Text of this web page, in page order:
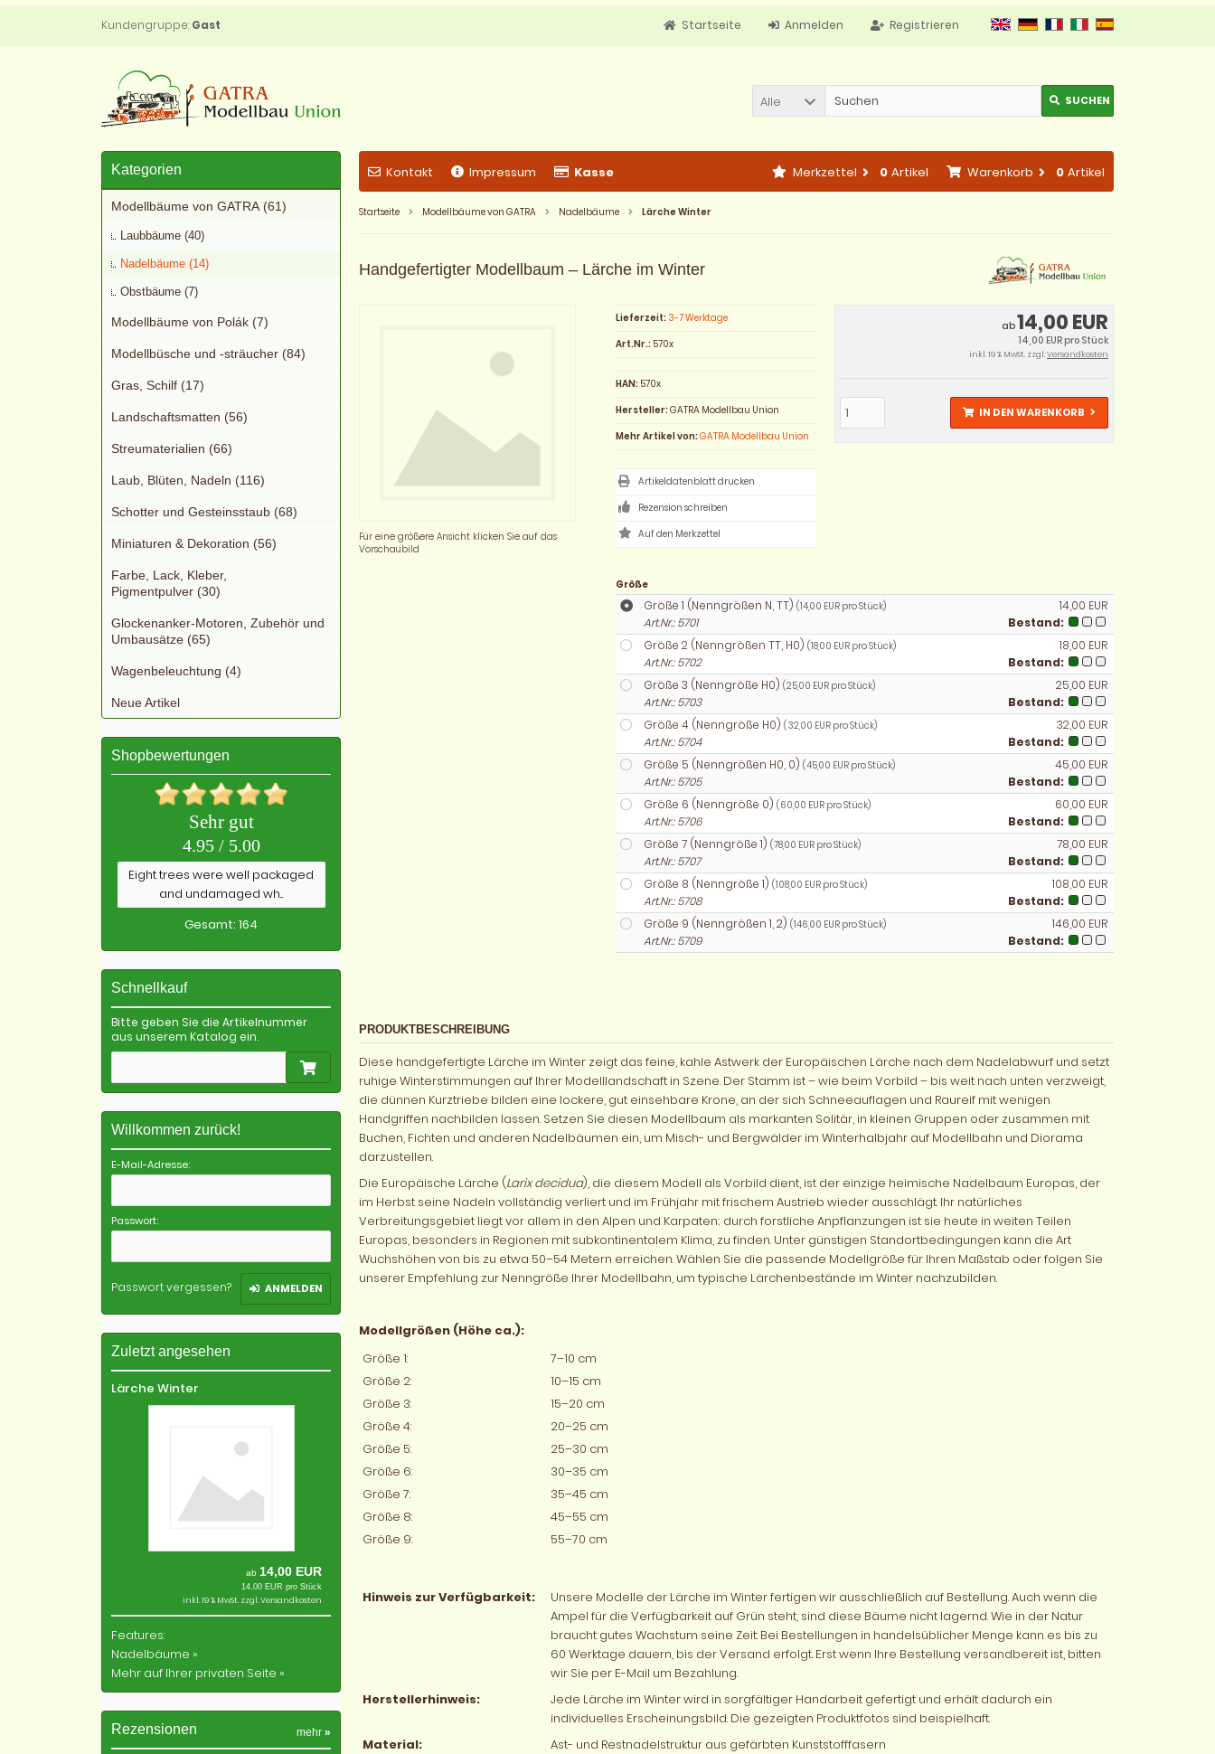
Kundengruppe: Gast Registrieren
Anmelden
Startseite
Alle SUCHEN
Kontakt Impressum Kasse Warenkorb 0 Artikel
Merkzettel 0 Artikel
Startseite Modellbäume von GATRA Nadelbäume Lärche Winter
Handgefertigter Modellbaum – Lärche im Winter
Für eine größere Ansicht klicken Sie auf das
Vorschaubild
ab14,00 EUR
14,00 EUR pro Stück
inkl. 19 % MwSt. zzgl.Versandkosten
IN DEN WARENKORB
Lieferzeit: 3-7 Werktage
Art.Nr.: 570x
HAN:570x
Hersteller:GATRA Modellbau Union
Mehr Artikel von:GATRA Modellbau Union
Artikeldatenblatt drucken
Rezension schreiben
Größe
Größe 1 (Nenngrößen N, TT) (14,00 EUR pro Stück)
14,00 EUR
Art.Nr.: 5701
Bestand:
Größe 2 (Nenngrößen TT, H0) (18,00 EUR pro Stück)
18,00 EUR
Art.Nr.: 5702
Bestand:
Größe 3 (Nenngröße H0) (25,00 EUR pro Stück)
25,00 EUR
Art.Nr.: 5703
Bestand:
Größe 4 (Nenngröße H0) (32,00 EUR pro Stück)
32,00 EUR
Art.Nr.: 5704
Bestand:
Größe 5 (Nenngrößen H0, 0) (45,00 EUR pro Stück)
45,00 EUR
Art.Nr.: 5705
Bestand:
Größe 6 (Nenngröße 0) (60,00 EUR pro Stück)
60,00 EUR
Art.Nr.: 5706
Bestand:
Größe 7 (Nenngröße 1) (78,00 EUR pro Stück)
78,00 EUR
Art.Nr.: 5707
Bestand:
Größe 8 (Nenngröße 1) (108,00 EUR pro Stück)
108,00 EUR
Art.Nr.: 5708
Bestand:
Größe 9 (Nenngrößen 1, 2) (146,00 EUR pro Stück)
146,00 EUR
Art.Nr.: 5709
Bestand:
PRODUKTBESCHREIBUNG
Diese handgefertigte Lärche im Winter zeigt das feine, kahle Astwerk der Europäischen Lärche nach dem Nadelabwurf und setzt
ruhige Winterstimmungen auf Ihrer Modelllandschaft in Szene. Der Stamm ist – wie beim Vorbild – bis weit nach unten verzweigt,
die dünnen Kurztriebe bilden eine lockere, gut einsehbare Krone, an der sich Schneeauflagen und Raureif mit wenigen
Handgriffen nachbilden lassen. Setzen Sie diesen Modellbaum als markanten Solitär, in kleinen Gruppen oder zusammen mit
Buchen, Fichten und anderen Nadelbäumen ein, um Misch- und Bergwälder im Winterhalbjahr auf Modellbahn und Diorama
darzustellen.
Die Europäische Lärche (Larix decidua), die diesem Modell als Vorbild dient, ist der einzige heimische Nadelbaum Europas, der
im Herbst seine Nadeln vollständig verliert und im Frühjahr mit frischem Austrieb wieder ausschlägt. Ihr natürliches
Verbreitungsgebiet liegt vor allem in den Alpen und Karpaten; durch forstliche Anpflanzungen ist sie heute in weiten Teilen
Europas, besonders in Regionen mit subkontinentalem Klima, zu finden. Unter günstigen Standortbedingungen kann die Art
Wuchshöhen von bis zu etwa 50–54 Metern erreichen. Wählen Sie die passende Modellgröße für Ihren Maßstab oder folgen Sie
unserer Empfehlung zur Nenngröße Ihrer Modellbahn, um typische Lärchenbestände im Winter nachzubilden.
Modellgrößen (Höhe ca.):
Größe 1:
7–10 cm
Größe 2:
10–15 cm
Größe 3:
15–20 cm
Größe 4:
20–25 cm
Größe 5:
25–30 cm
Größe 6:
30–35 cm
Größe 7:
35–45 cm
Größe 8:
45–55 cm
Größe 9:
55–70 cm
Hinweis zur Verfügbarkeit:
Unsere Modelle der Lärche im Winter fertigen wir ausschließlich auf Bestellung. Auch wenn die
Ampel für die Verfügbarkeit auf Grün steht, sind diese Bäume nicht lagernd. Wie in der Natur
braucht gutes Wachstum seine Zeit: Bei Bestellungen in handelsüblicher Menge kann es bis zu
60 Werktage dauern, bis der Versand erfolgt. Erst wenn Ihre Bestellung versandbereit ist, bitten
wir Sie per E-Mail um Bezahlung.
Herstellerhinweis:
Jede Lärche im Winter wird in sorgfältiger Handarbeit gefertigt und erhält dadurch ein
individuelles Erscheinungsbild. Die gezeigten Produktfotos sind beispielhaft.
Material:
Ast- und Restnadelstruktur aus gefärbten Kunststofffasern
Kategorien
Modellbäume von GATRA (61)
Laubbäume (40)
Nadelbäume (14)
Obstbäume (7)
Modellbäume von Polák (7)
Modellbüsche und -sträucher (84)
Gras, Schilf (17)
Landschaftsmatten (56)
Streumaterialien (66)
Laub, Blüten, Nadeln (116)
Schotter und Gesteinsstaub (68)
Miniaturen & Dekoration (56)
Farbe, Lack, Kleber,
Pigmentpulver (30)
Glockenanker-Motoren, Zubehör und
Umbausätze (65)
Wagenbeleuchtung (4)
Neue Artikel
Shopbewertungen
Sehr gut
4.95 / 5.00
Eight trees were well packaged
and undamaged wh...
Gesamt: 164
Schnellkauf
Bitte geben Sie die Artikelnummer
aus unserem Katalog ein.
Willkommen zurück!
E-Mail-Adresse:
Passwort:
Passwort vergessen? ANMELDEN
Zuletzt angesehen
Lärche Winter
ab 14,00 EUR
14,00 EUR pro Stück
inkl. 19 % MwSt. zzgl.Versandkosten
Features:
Nadelbäume »
Mehr auf Ihrer privaten Seite »
Rezensionen mehr »